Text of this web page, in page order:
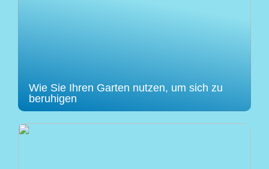
Wie Sie Ihren Garten nutzen, um sich zu
beruhigen